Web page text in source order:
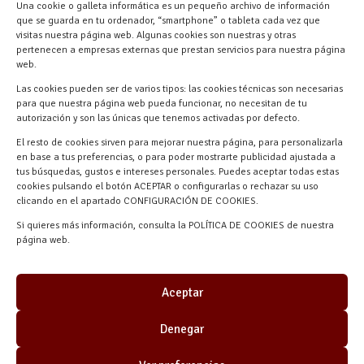
Una cookie o galleta informática es un pequeño archivo de información
que se guarda en tu ordenador, “smartphone” o tableta cada vez que
visitas nuestra página web. Algunas cookies son nuestras y otras
pertenecen a empresas externas que prestan servicios para nuestra página
web.
Las cookies pueden ser de varios tipos: las cookies técnicas son necesarias
para que nuestra página web pueda funcionar, no necesitan de tu
autorización y son las únicas que tenemos activadas por defecto.
El resto de cookies sirven para mejorar nuestra página, para personalizarla
en base a tus preferencias, o para poder mostrarte publicidad ajustada a
tus búsquedas, gustos e intereses personales. Puedes aceptar todas estas
cookies pulsando el botón ACEPTAR o configurarlas o rechazar su uso
clicando en el apartado CONFIGURACIÓN DE COOKIES.
Si quieres más información, consulta la POLÍTICA DE COOKIES de nuestra
página web.
Aceptar
Denegar
Materiales Manuel Martín Ctra.
Turégano-Navas de Oro, 47, 40280
Navalmanzano, Segovia, ESPAÑA
Desarrollado por